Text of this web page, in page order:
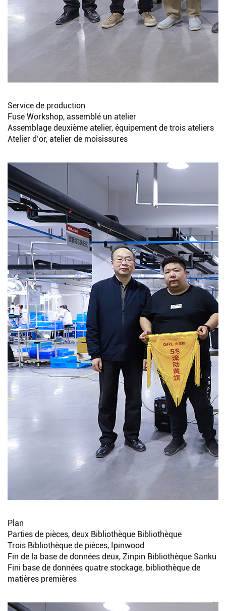
Service de production
Fuse Workshop, assemblé un atelier
Assemblage deuxième atelier, équipement de trois ateliers
Atelier d’or, atelier de moisissures
Plan
Parties de pièces, deux Bibliothèque Bibliothèque
Trois Bibliothèque de pièces, Ipinwood
Fin de la base de données deux, Zinpin Bibliothèque Sanku
Fini base de données quatre stockage, bibliothèque de
matières premières
Rechercher